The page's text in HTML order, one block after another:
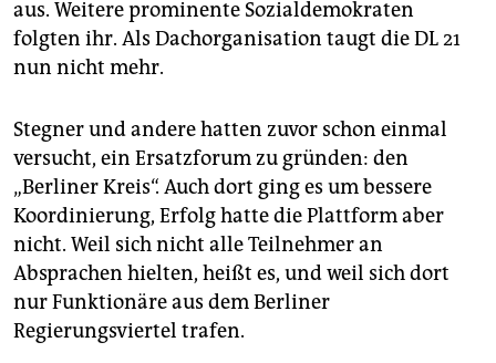
aus. Weitere prominente Sozialdemokraten
folgten ihr. Als Dachorganisation taugt die DL 21
nun nicht mehr.
Stegner und andere hatten zuvor schon einmal
versucht, ein Ersatzforum zu gründen: den
„Berliner Kreis“. Auch dort ging es um bessere
Koordinierung, Erfolg hatte die Plattform aber
nicht. Weil sich nicht alle Teilnehmer an
Absprachen hielten, heißt es, und weil sich dort
nur Funktionäre aus dem Berliner
Regierungsviertel trafen.